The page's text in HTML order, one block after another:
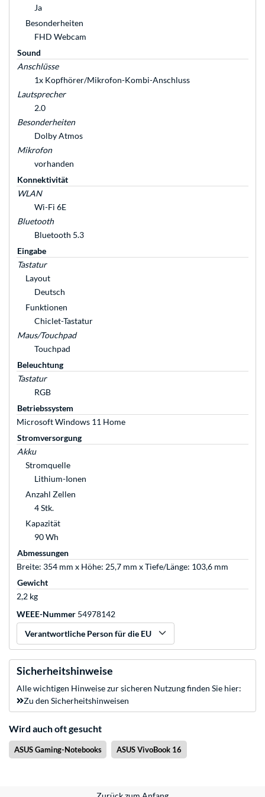
Ja
Besonderheiten
FHD Webcam
Sound
Anschlüsse
1x Kopfhörer/Mikrofon-Kombi-Anschluss
Lautsprecher
2.0
Besonderheiten
Dolby Atmos
Mikrofon
vorhanden
Konnektivität
WLAN
Wi-Fi 6E
Bluetooth
Bluetooth 5.3
Eingabe
Tastatur
Layout
Deutsch
Funktionen
Chiclet-Tastatur
Maus/Touchpad
Touchpad
Beleuchtung
Tastatur
RGB
Betriebssystem
Microsoft Windows 11 Home
Stromversorgung
Akku
Stromquelle
Lithium-Ionen
Anzahl Zellen
4 Stk.
Kapazität
90 Wh
Abmessungen
Breite: 354 mm x Höhe: 25,7 mm x Tiefe/Länge: 103,6 mm
Gewicht
2,2 kg
WEEE-Nummer 54978142
Verantwortliche Person für die EU
Sicherheitshinweise
Alle wichtigen Hinweise zur sicheren Nutzung finden Sie hier:
Zu den Sicherheitshinweisen
Wird auch oft gesucht
ASUS Gaming-Notebooks ASUS VivoBook 16